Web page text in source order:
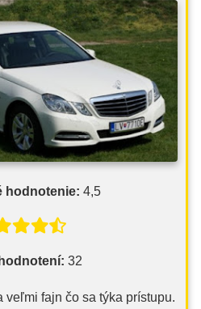
hodnotenie: 4,5
32
veľmi fajn čo sa týka prístupu.